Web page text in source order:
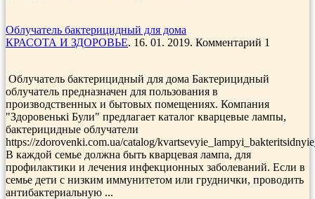
Облучатель бактерицидный для дома
КРАСОТА И ЗДОРОВЬЕ. 16. 01. 2019. Комментарий 1
Облучатель бактерицидный для дома Бактерицидный
облучатель предназначен для пользования в
производственных и бытовых помещениях. Компания
"Здоровенькi Були" предлагает каталог кварцевые лампы,
бактерицидные облучатели
https://zdorovenki.com.ua/catalog/
В каждой семье должна быть кварцевая лампа, для
профилактики и лечения инфекционных заболеваний. Если в
семье дети с низким иммунитетом или груднички, проводить
антибактериальную ...